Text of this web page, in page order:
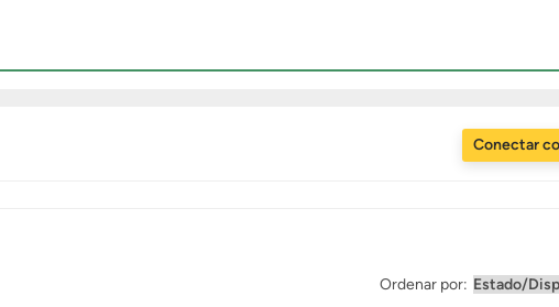
Conectar
Ordenar por: